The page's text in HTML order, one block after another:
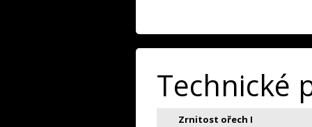
Technické
Zrnitost ořech I